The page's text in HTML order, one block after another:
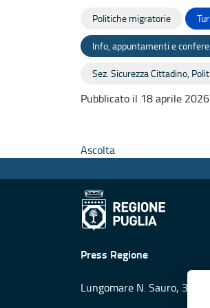
Politiche migratorie
Info, appuntamenti e
Sez. Sicurezza Cittadino,
Pubblicato il 18 aprile 2026
Ascolta
Press Regione
Lungomare N. Sauro, 33 -